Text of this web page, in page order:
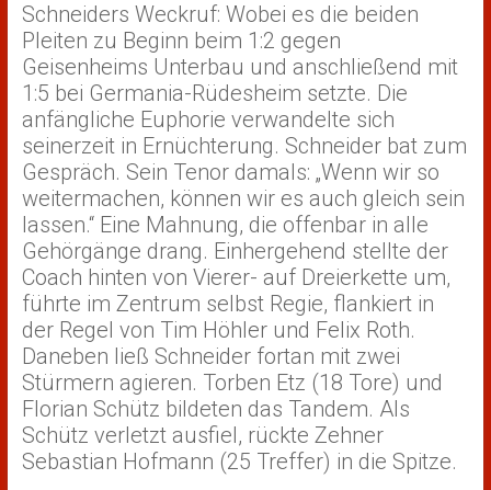
Schneiders Weckruf: Wobei es die beiden
Pleiten zu Beginn beim 1:2 gegen
Geisenheims Unterbau und anschließend mit
1:5 bei Germania-Rüdesheim setzte. Die
anfängliche Euphorie verwandelte sich
seinerzeit in Ernüchterung. Schneider bat zum
Gespräch. Sein Tenor damals: „Wenn wir so
weitermachen, können wir es auch gleich sein
lassen.“ Eine Mahnung, die offenbar in alle
Gehörgänge drang. Einhergehend stellte der
Coach hinten von Vierer- auf Dreierkette um,
führte im Zentrum selbst Regie, flankiert in
der Regel von Tim Höhler und Felix Roth.
Daneben ließ Schneider fortan mit zwei
Stürmern agieren. Torben Etz (18 Tore) und
Florian Schütz bildeten das Tandem. Als
Schütz verletzt ausfiel, rückte Zehner
Sebastian Hofmann (25 Treffer) in die Spitze.